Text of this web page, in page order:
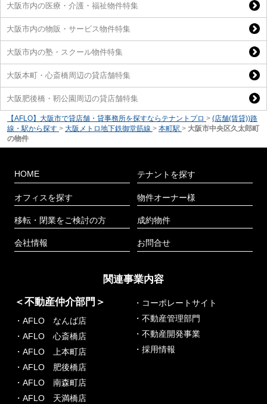
大阪市内の医療・介護・福祉物件特集
大阪市内の物販・サービス物件特集
大阪市内の塾・スクール物件特集
大阪本町・心斎橋周辺の貸店舗特集
大阪肥後橋・靭公園周辺の貸店舗特集
【AFLO】大阪市で貸店舗・貸事務所を探すならテナントプロ > (店舗(賃貸))路
線・駅から探す > 大阪メトロ地下鉄御堂筋線 > 本町駅 > 大阪市中央区久太郎町
の物件
HOME
オフィスを探す
移転・閉業をご検討の方
会社情報
テナントを探す
物件オーナー様
成約物件
お問合せ
関連事業内容
＜不動産仲介部門＞
・AFLO なんば店
・AFLO 心斎橋店
・AFLO 上本町店
・AFLO 肥後橋店
・AFLO 南森町店
・AFLO 天満橋店
・コーポレートサイト
・不動産管理部門
・不動産開発事業
・採用情報